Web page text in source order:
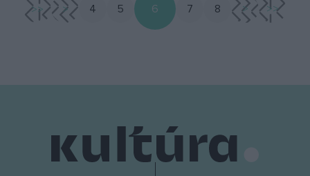
<< < 4 5 6 7 8 > >>